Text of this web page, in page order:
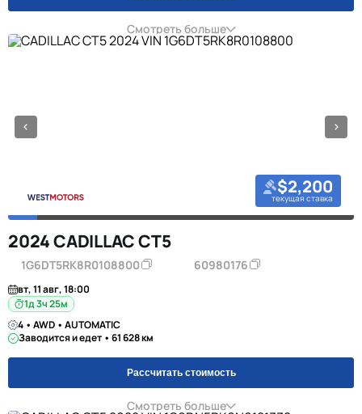
Смотреть больше
$2,200
текущая ставка
2024 CADILLAC CT5
1G6DT5RK8R0108800 60980176
вт, 11 авг, 18:00
1д 3ч 25м
4 • AWD • AUTOMATIC
Заводится и едет • 61 628 км
Рассчитать стоимость
Смотреть больше